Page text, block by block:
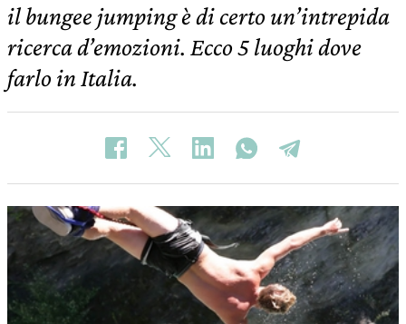
il bungee jumping è di certo un’intrepida
ricerca d’emozioni. Ecco 5 luoghi dove
farlo in Italia.